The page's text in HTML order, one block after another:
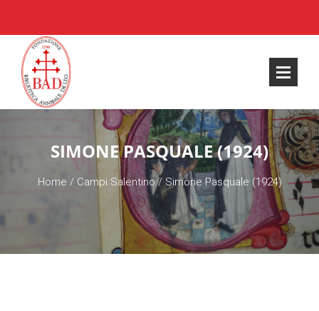
SIMONE PASQUALE (1924)
Home / Campi Salentino/ Simone Pasquale (1924)